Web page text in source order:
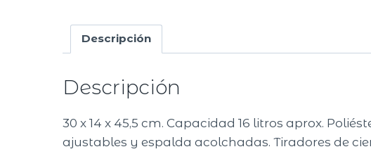
Descripción
Descripción
30 x 14 x 45,5 cm. Capacidad 16 litros aprox.
ajustables y espalda acolchadas. Tiradores de